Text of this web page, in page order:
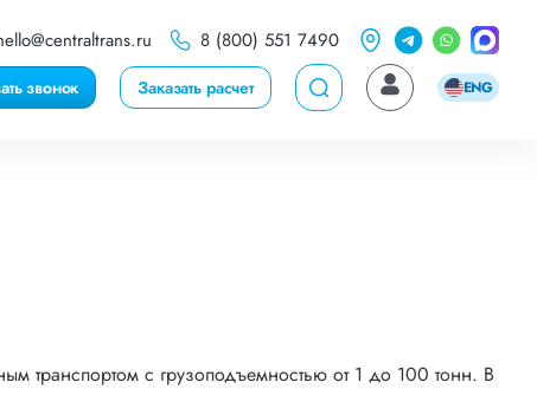
8 (800) 551 7490
звонок Заказать расчет ENG
транспортом с грузоподъемностью от 1 до 100 тонн. В